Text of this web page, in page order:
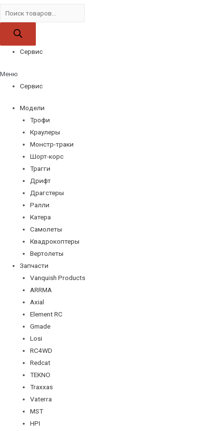
товаров
Сервис
Меню
Сервис
Модели
Трофи
Краулеры
Монстр-траки
Шорт-корс
Трагги
Дрифт
Драгстеры
Ралли
Катера
Самолеты
Квадрокоптеры
Вертолеты
Запчасти
Vanquish Products
ARRMA
Axial
Element RC
Gmade
Losi
RC4WD
Redcat
TEKNO
Traxxas
Vaterra
MST
HPI